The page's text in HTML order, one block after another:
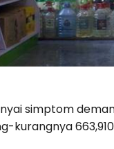
simptom
kurangnya